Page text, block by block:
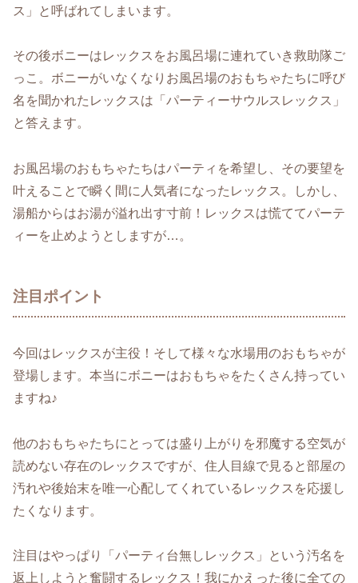
ス」と呼ばれてしまいます。
その後ボニーはレックスをお風呂場に連れていき救助隊ご
っこ。ボニーがいなくなりお風呂場のおもちゃたちに呼び
名を聞かれたレックスは「パーティーサウルスレックス」
と答えます。
お風呂場のおもちゃたちはパーティを希望し、その要望を
叶えることで瞬く間に人気者になったレックス。しかし、
湯船からはお湯が溢れ出す寸前！レックスは慌ててパーテ
ィーを止めようとしますが…。
注目ポイント
今回はレックスが主役！そして様々な水場用のおもちゃが
登場します。本当にボニーはおもちゃをたくさん持ってい
ますね♪
他のおもちゃたちにとっては盛り上がりを邪魔する空気が
読めない存在のレックスですが、住人目線で見ると部屋の
汚れや後始末を唯一心配してくれているレックスを応援し
たくなります。
注目はやっぱり「パーティ台無しレックス」という汚名を
返上しようと奮闘するレックス！我にかえった後に全ての